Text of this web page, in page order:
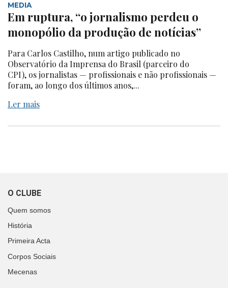
MEDIA
Em ruptura, “o jornalismo perdeu o
monopólio da produção de notícias”
Para Carlos Castilho, num artigo publicado no
Observatório da Imprensa do Brasil (parceiro do
CPI), os jornalistas — profissionais e não profissionais —
foram, ao longo dos últimos anos,...
Ler mais
O CLUBE
Quem somos
História
Primeira Acta
Corpos Sociais
Mecenas